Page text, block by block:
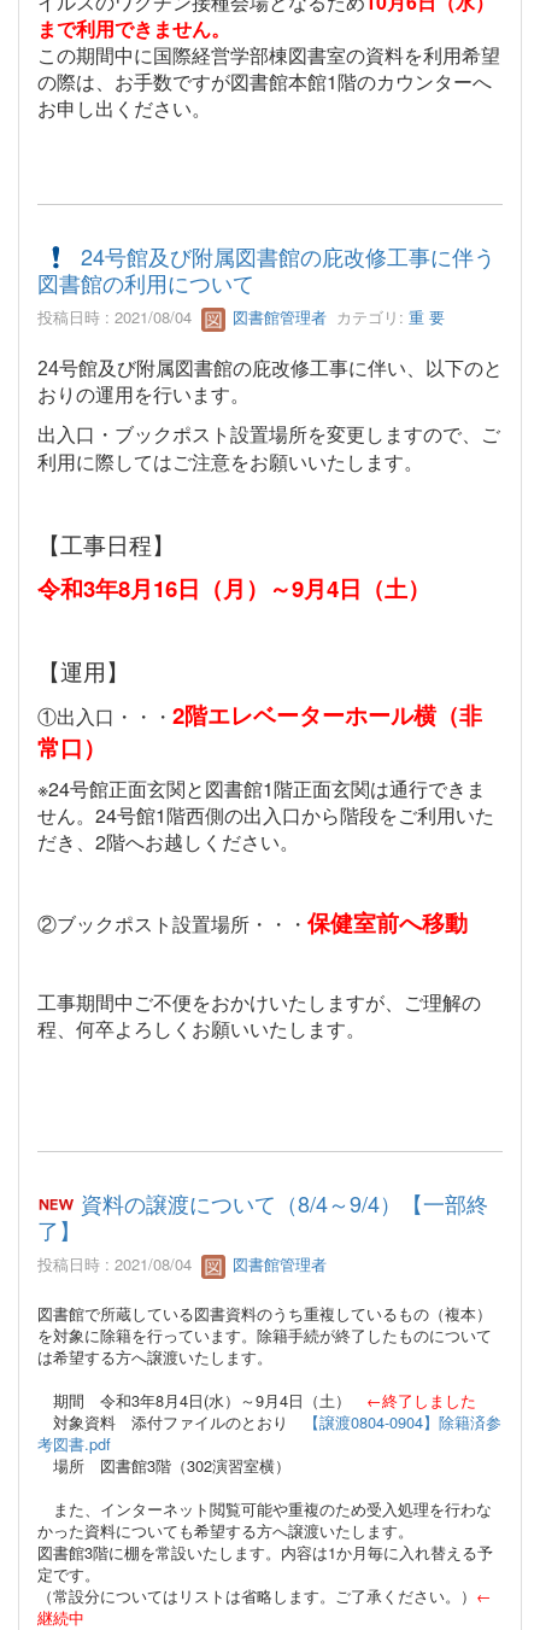
まで利用できません。
この期間中に国際経営学部棟図書室の資料を利用希望
の際は、お手数ですが図書館本館1階のカウンターへ
お申し出ください。
24号館及び附属図書館の庇改修工事に伴う
図書館の利用について
投稿日時 : 2021/08/04 図書館管理者 カテゴリ: 重 要
24号館及び附属図書館の庇改修工事に伴い、以下のと
おりの運用を行います。
出入口・ブックポスト設置場所を変更しますので、ご
利用に際してはご注意をお願いいたします。
【工事日程】
令和3年8月16日（月）～9月4日（土）
【運用】
①出入口・・・ 2階エレベーターホール横（非
常口）
※24号館正面玄関と図書館1階正面玄関は通行できま
せん。 24号館1階西側の出入口から階段をご利用いた
だき、 2階へお越しください。
②ブックポスト設置場所・・・ 保健室前へ移動
工事期間中ご不便をおかけいたしますが、ご理解の
程、何卒よろしくお願いいたします。
資料の譲渡について（8/4～9/4）【一部終
了】
投稿日時 : 2021/08/04 図書館管理者
図書館で所蔵している図書資料のうち重複しているもの（複本）
を対象に除籍を行っています。除籍手続が終了したものについて
は希望する方へ譲渡いたします。
期間 令和3年8月4日(水）～9月4日（土）
←終了しました
対象資料 添付ファイルのとおり
【譲渡0804-0904】除籍済参
考図書.pdf
場所 図書館3階（302演習室横）
また、インターネット閲覧可能や重複のため受入処理を行わな
かった資料についても希望する方へ譲渡いたします。
図書館3階に棚を常設いたします。内容は1か月毎に入れ替える予
定です。
（常設分についてはリストは省略します。ご了承ください。） ←
継続中